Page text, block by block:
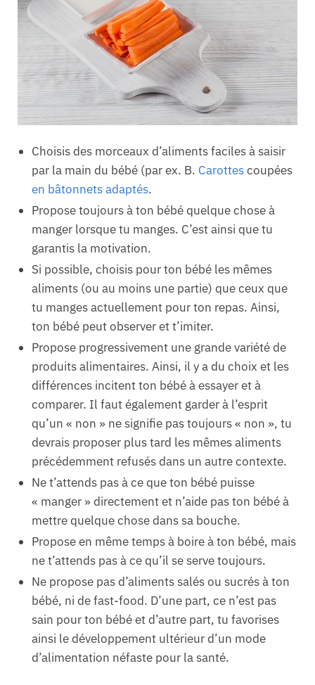
Choisis des morceaux d’aliments faciles à saisir
par la main du bébé (par ex. B. Carottescoupées
en bâtonnets adaptés.
Propose toujours à ton bébé quelque chose à
manger lorsque tu manges. C’est ainsi que tu
garantis la motivation.
Si possible, choisis pour ton bébé les mêmes
aliments (ou au moins une partie) que ceux que
tu manges actuellement pour ton repas. Ainsi,
ton bébé peut observer et t’imiter.
Propose progressivement une grande variété de
produits alimentaires. Ainsi, il y a du choix et les
différences incitent ton bébé à essayer et à
comparer. Il faut également garder à l’esprit
qu’un « non » ne signifie pas toujours « non », tu
devrais proposer plus tard les mêmes aliments
précédemment refusés dans un autre contexte.
Ne t’attends pas à ce que ton bébé puisse
« manger » directement et n’aide pas ton bébé à
mettre quelque chose dans sa bouche.
Propose en même temps à boire à ton bébé, mais
ne t’attends pas à ce qu’il se serve toujours.
Ne propose pas d’aliments salés ou sucrés à ton
bébé, ni de fast-food. D’une part, ce n’est pas
sain pour ton bébé et d’autre part, tu favorises
ainsi le développement ultérieur d’un mode
d’alimentation néfaste pour la santé.